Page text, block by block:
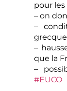
pour les
– on
–
grecque
–
que la
–
#EUCO